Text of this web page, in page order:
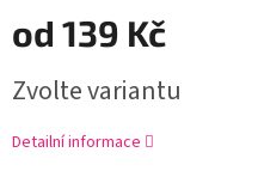
od 139 Kč
Zvolte variantu
Detailní informace